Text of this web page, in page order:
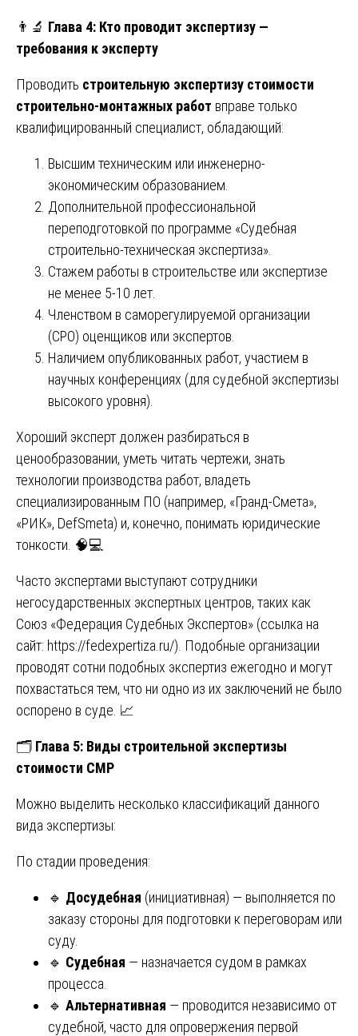
👨‍🔬 Глава 4: Кто проводит экспертизу —
требования к эксперту
Проводить строительную экспертизу стоимости
строительно-монтажных работ вправе только
квалифицированный специалист, обладающий:
Высшим техническим или инженерно-
экономическим образованием.
Дополнительной профессиональной
переподготовкой по программе «Судебная
строительно-техническая экспертиза».
Стажем работы в строительстве или экспертизе
не менее 5-10 лет.
Членством в саморегулируемой организации
(СРО) оценщиков или экспертов.
Наличием опубликованных работ, участием в
научных конференциях (для судебной экспертизы
высокого уровня).
Хороший эксперт должен разбираться в
ценообразовании, уметь читать чертежи, знать
технологии производства работ, владеть
специализированным ПО (например, «Гранд-Смета»,
«РИК», DefSmeta) и, конечно, понимать юридические
тонкости. 🧠💻
Часто экспертами выступают сотрудники
негосударственных экспертных центров, таких как
Союз «Федерация Судебных Экспертов» (ссылка на
сайт: https://fedexpertiza.ru/). Подобные организации
проводят сотни подобных экспертиз ежегодно и могут
похвастаться тем, что ни одно из их заключений не было
оспорено в суде. 📈
🗂️ Глава 5: Виды строительной экспертизы
стоимости СМР
Можно выделить несколько классификаций данного
вида экспертизы:
По стадии проведения:
🔹 Досудебная (инициативная) — выполняется по
заказу стороны для подготовки к переговорам или
суду.
🔹 Судебная — назначается судом в рамках
процесса.
🔹 Альтернативная — проводится независимо от
судебной, часто для опровержения первой